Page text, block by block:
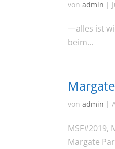
vonadmin |
—alles ist
beim...
vonadmin |
MSF#2019,
Margate